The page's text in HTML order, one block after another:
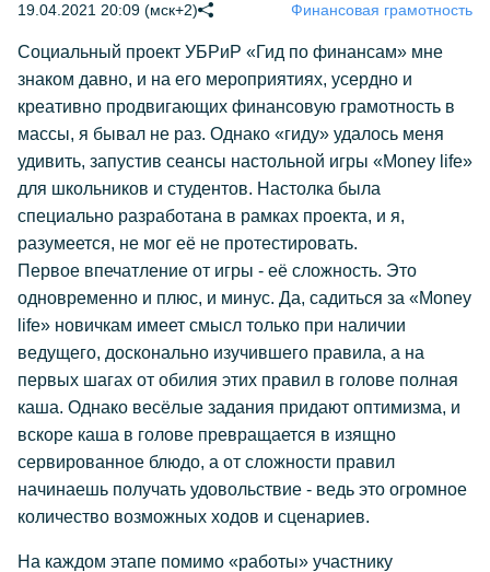
19.04.2021 20:09 (мск+2) Финансовая грамотность
Социальный проект УБРиР «Гид по финансам» мне
знаком давно, и на его мероприятиях, усердно и
креативно продвигающих финансовую грамотность в
массы, я бывал не раз. Однако «гиду» удалось меня
удивить, запустив сеансы настольной игры «Money life»
для школьников и студентов. Настолка была
специально разработана в рамках проекта, и я,
разумеется, не мог её не протестировать.
Первое впечатление от игры - её сложность. Это
одновременно и плюс, и минус. Да, садиться за «Money
life» новичкам имеет смысл только при наличии
ведущего, досконально изучившего правила, а на
первых шагах от обилия этих правил в голове полная
каша. Однако весёлые задания придают оптимизма, и
вскоре каша в голове превращается в изящно
сервированное блюдо, а от сложности правил
начинаешь получать удовольствие - ведь это огромное
количество возможных ходов и сценариев.
На каждом этапе помимо «работы» участнику